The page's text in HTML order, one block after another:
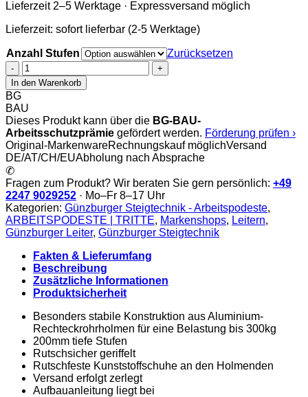
Lieferzeit 2–5 Werktage · Expressversand möglich
Lieferzeit: sofort lieferbar (2-5 Werktage)
Anzahl Stufen
Zurücksetzen
Günzburger
Steigtechnik
Alu
Montagetritt
starr
Menge
In den Warenkorb
BG
BAU
Dieses Produkt kann über die BG-BAU-
Arbeitsschutzprämie gefördert werden. Förderung prüfen ›
Original-MarkenwareRechnungskauf möglichVersand
DE/AT/CH/EUAbholung nach Absprache
✆
Fragen zum Produkt? Wir beraten Sie gern persönlich: +49
2247 9029252 · Mo–Fr 8–17 Uhr
Kategorien: Günzburger Steigtechnik - Arbeitspodeste,
ARBEITSPODESTE | TRITTE, Markenshops, Leitern,
Günzburger Leiter, Günzburger Steigtechnik
Fakten & Lieferumfang
Beschreibung
Zusätzliche Informationen
Produktsicherheit
Besonders stabile Konstruktion aus Aluminium-
Rechteckrohrholmen für eine Belastung bis 300kg
200mm tiefe Stufen
Rutschsicher geriffelt
Rutschfeste Kunststoffschuhe an den Holmenden
Versand erfolgt zerlegt
Aufbauanleitung liegt bei